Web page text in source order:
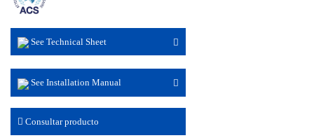
See Technical Sheet
See Installation Manual
Consultar producto